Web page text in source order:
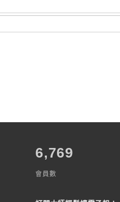
7,787
會員數